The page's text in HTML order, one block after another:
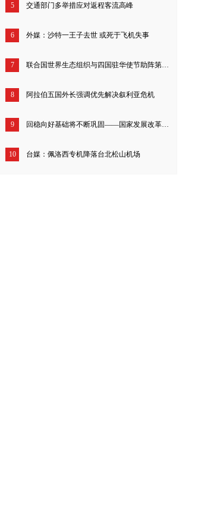
5 交通部门多举措应对返程客流高峰
6 外媒：沙特一王子去世 或死于飞机失事
7 联合国世界生态组织与四国驻华使节助阵第五届6·17艾雅康世界爱鸟节
8 阿拉伯五国外长强调优先解决叙利亚危机
9 回稳向好基础将不断巩固——国家发展改革委回应当前经济运行热点
10 台媒：佩洛西专机降落台北松山机场